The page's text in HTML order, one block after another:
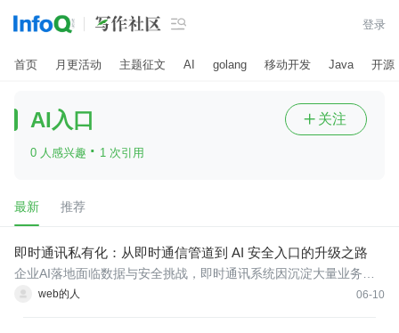
 登录
首页 月更活动 主题征文 AI golang 移动开发 Java 开源
AI入口
0 人感兴趣 · 1 次引用
 关注
最新 推荐
即时通讯私有化：从即时通信管道到 AI 安全入口的升级之路
web的人 06-10
企业AI落地面临数据与安全挑战，即时通讯系统因沉淀大量业务数
据，正从信息通道演变为数据和AI入口。为推动安全可控的AI应